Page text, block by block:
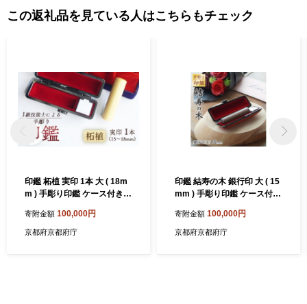
この返礼品を見ている人はこちらもチェック
印鑑 柘植 実印 1本 大 ( 18m
m ) 手彫り印鑑 ケース付き
ント 贈答 新生活 祝 結婚 婚
約 夫婦 父の日 母の日 京都府
寄附金額 100,000円
京都府京都府庁
印鑑 結寿の木 銀行印 大 ( 15
mm ) 手彫り印鑑 ケース付き
ント 贈答 新生活 祝 結婚 婚
約 夫婦 父の日 母の日 京都府
寄附金額 100,000円
京都府京都府庁